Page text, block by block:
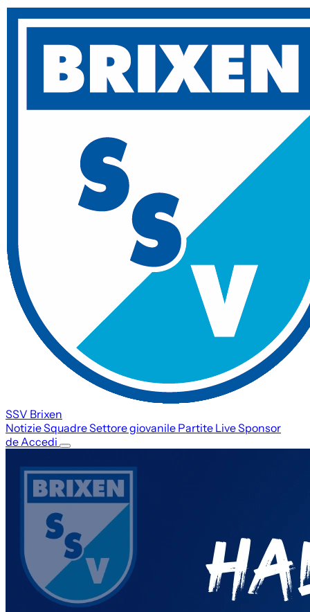
SSV Brixen
NotizieSquadreSettore giovanile Partite LiveSponsor
deAccedi